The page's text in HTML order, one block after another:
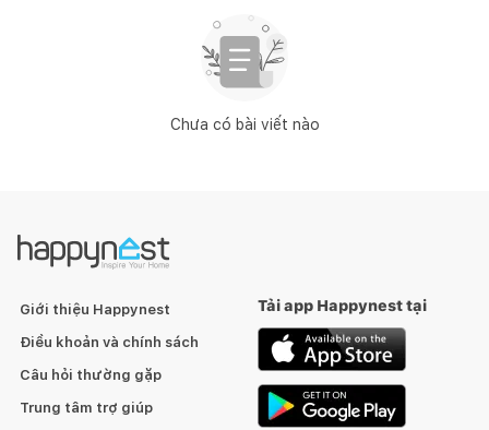
Chưa có bài viết nào
Giới thiệu Happynest
Điều khoản và chính sách
Câu hỏi thường gặp
Trung tâm trợ giúp
Tải app Happynest tại